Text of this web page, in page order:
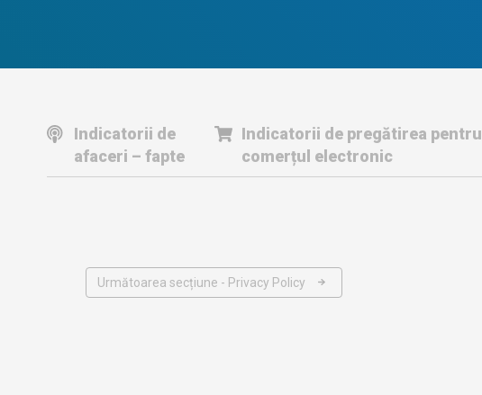
Indicatorii de
afaceri – fapte
Indicatorii de pregătirea pentru
comerțul electronic
Următoarea secțiune - Privacy Policy